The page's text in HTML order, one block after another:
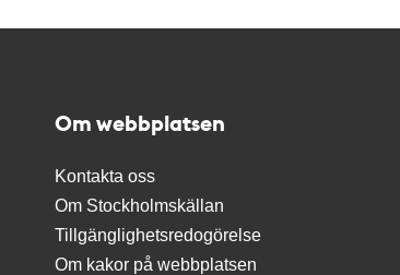
Om webbplatsen
Kontakta oss
Om Stockholmskällan
Tillgänglighetsredogörelse
Om kakor på webbplatsen